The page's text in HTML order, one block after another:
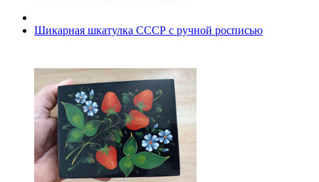
Шикарная шкатулка СССР с ручной росписью